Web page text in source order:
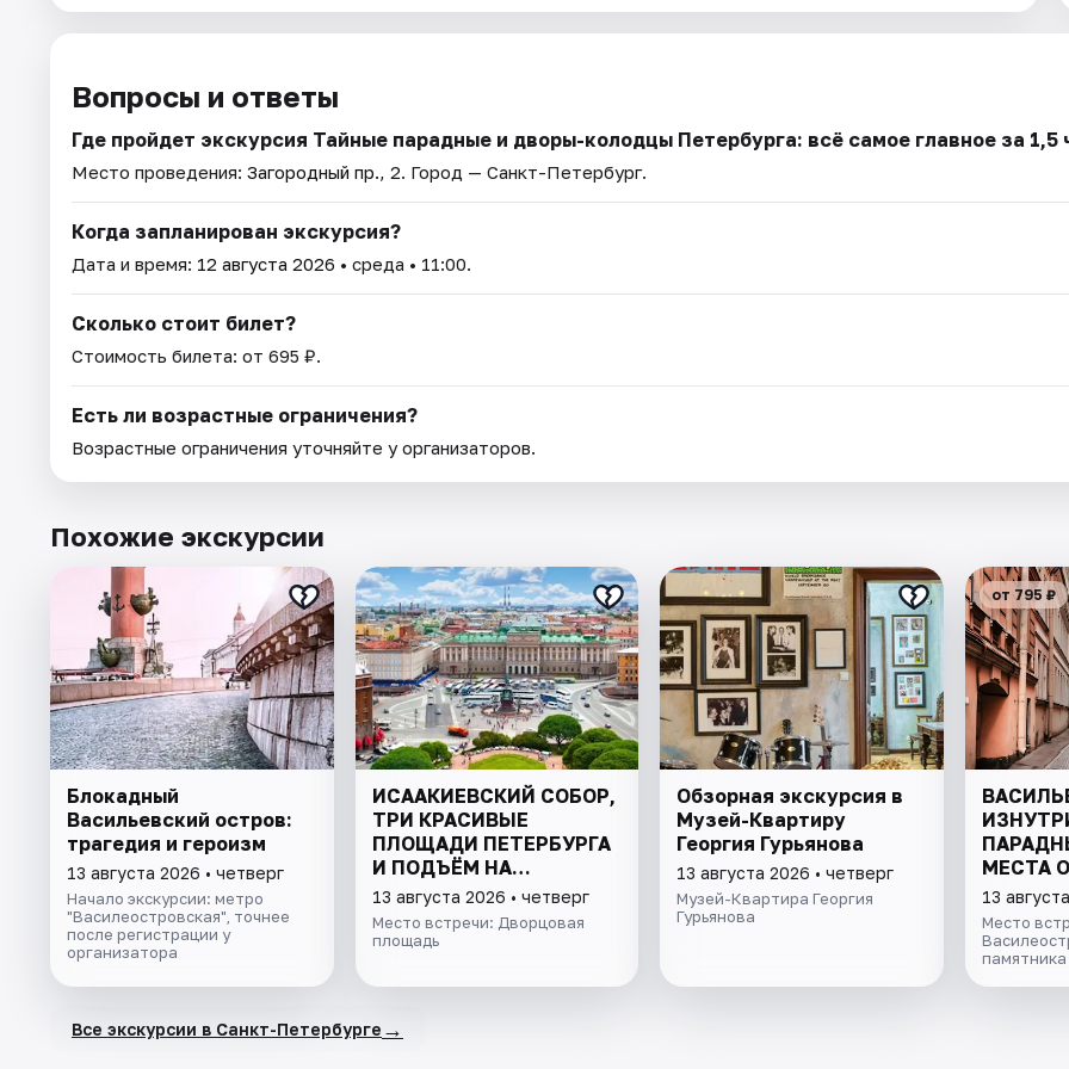
Вопросы и ответы
Где пройдет экскурсия Тайные парадные и дворы-колодцы Петербурга: всё самое главное за 1,5
Место проведения: Загородный пр., 2. Город — Санкт-Петербург.
Когда запланирован экскурсия?
Дата и время: 12 августа 2026 • среда • 11:00.
Сколько стоит билет?
Стоимость билета: от 695 ₽.
Есть ли возрастные ограничения?
Возрастные ограничения уточняйте у организаторов.
Похожие экскурсии
Блокадный
Васильевский остров:
трагедия и героизм
13 августа 2026 • четверг
Начало экскурсии: метро
"Василеостровская", точнее
после регистрации у
организатора
ИСААКИЕВСКИЙ СОБОР,
ТРИ КРАСИВЫЕ
ПЛОЩАДИ ПЕТЕРБУРГА
И ПОДЪЁМ НА
КОЛОННАДУ В МИНИ-
ГРУППЕ
13 августа 2026 • четверг
Место встречи: Дворцовая
площадь
Обзорная экскурсия в
Музей-Квартиру
Георгия Гурьянова
13 августа 2026 • четверг
Музей-Квартира Георгия
Гурьянова
от 795 ₽
МЕСТА
13
Место
Все экскурсии в Санкт-Петербурге →